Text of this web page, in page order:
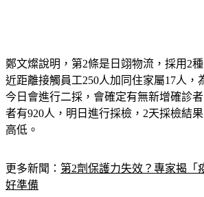
鄭文燦說明，第2條是日翊物流，採用2
近距離接觸員工250人加同住家屬17人，
今日會進行二採，會確定有無新增確診
者有920人，明日進行採檢，2天採檢結
高低。
更多新聞： 第2劑保護力失效？專家揭「
好準備